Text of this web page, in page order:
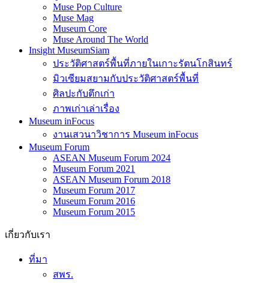
Muse Pop Culture
Muse Mag
Museum Core
Muse Around The World
Insight MuseumSiam
ประวัติศาสตร์พื้นที่ภายในเกาะรัตนโกสินทร์
มิวเซียมสยามกับประวัติศาสตร์พื้นที่
ศิลปะกับตึกเก่า
ภาพเก่าเล่าเรื่อง
Museum inFocus
งานเสวนาวิชาการ Museum inFocus
Museum Forum
ASEAN Museum Forum 2024
Museum Forum 2021
ASEAN Museum Forum 2018
Museum Forum 2017
Museum Forum 2016
Museum Forum 2015
เกี่ยวกับเรา
ที่มา
สพร.